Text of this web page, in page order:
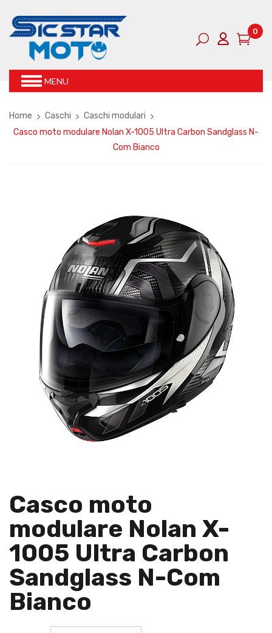
0
MENU
Home Caschi
Caschi modulari
Casco moto modulare Nolan X-1005 Ultra Carbon Sandglass N-
Com Bianco
Casco moto
modulare Nolan X-
1005 Ultra Carbon
Sandglass N-Com
Bianco